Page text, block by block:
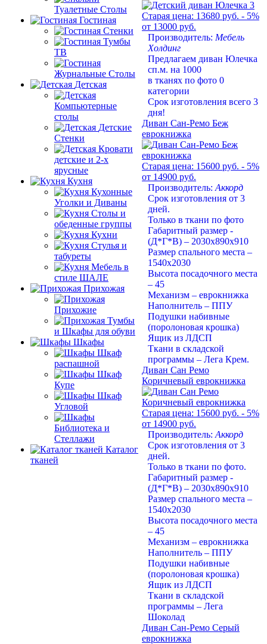
Туалетные Столы
Гостиная
Стенки
Тумбы
ТВ
Журнальные Столы
Детская
Компьютерные
столы
Детские
Стенки
Кровати
детские и 2-х
ярусные
Кухня
Кухонные
Уголки и Диваны
Столы и
обеденные группы
Кухни
Стулья и
табуреты
Мебель в
стиле ШАЛЕ
Прихожая
Прихожие
Тумбы
и Шкафы для обуви
Шкафы
Шкаф
распашной
Шкаф
Купе
Шкаф
Угловой
Библиотека и
Стеллажи
Каталог
тканей
Старая цена: 13680 руб. - 5%
от 13000 руб.
Производитель: Мебель
Холдинг
Предлагаем диван Юлечка
сп.м. на 1000
в тканях по фото 0
категории
Срок изготовления всего 3
дня!
Диван Сан-Ремо Беж
еврокнижка
Старая цена: 15600 руб. - 5%
от 14900 руб.
Производитель: Аккорд
Срок изготовления от 3
дней.
Только в ткани по фото
Габаритный размер -
(Д*Г*В) – 2030х890х910
Размер спального места –
1540х2030
Высота посадочного места
– 45
Механизм – еврокнижка
Наполнитель – ППУ
Подушки набивные
(поролоновая крошка)
Ящик из ЛДСП
Ткани в складской
программы – Лега Крем.
Диван Сан Ремо
Коричневый еврокнижка
Старая цена: 15600 руб. - 5%
от 14900 руб.
Производитель: Аккорд
Срок изготовления от 3
дней.
Только в ткани по фото.
Габаритный размер -
(Д*Г*В) – 2030х890х910
Размер спального места –
1540х2030
Высота посадочного места
– 45
Механизм – еврокнижка
Наполнитель – ППУ
Подушки набивные
(поролоновая крошка)
Ящик из ЛДСП
Ткани в складской
программы – Лега
Шоколад
Диван Сан-Ремо Серый
еврокнижка